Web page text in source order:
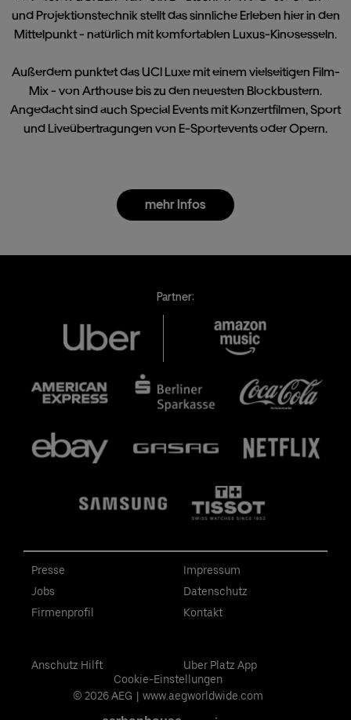
und Projektionstechnik stellt das sinnliche Erleben hier in den
Mittelpunkt - natürlich mit komfortablen Luxus-Kinosesseln.
Außerdem punktet das UCI Luxe mit einem vielseitigen Film-
Mix - von Arthouse bis zu den neuesten Blockbustern.
Angedacht sind auch Special Events mit Konzertfilmen, Sport
und Liveübertragungen von E-Sportevents oder Opern.
mehr Infos
Partner:
Presse
Jobs
Firmenprofil
Impressum
Datenschutz
Kontakt
Anschutz Hilft
Uber Platz App
Cookie-Einstellungen
© 2026 AEG | www.aegworldwide.com